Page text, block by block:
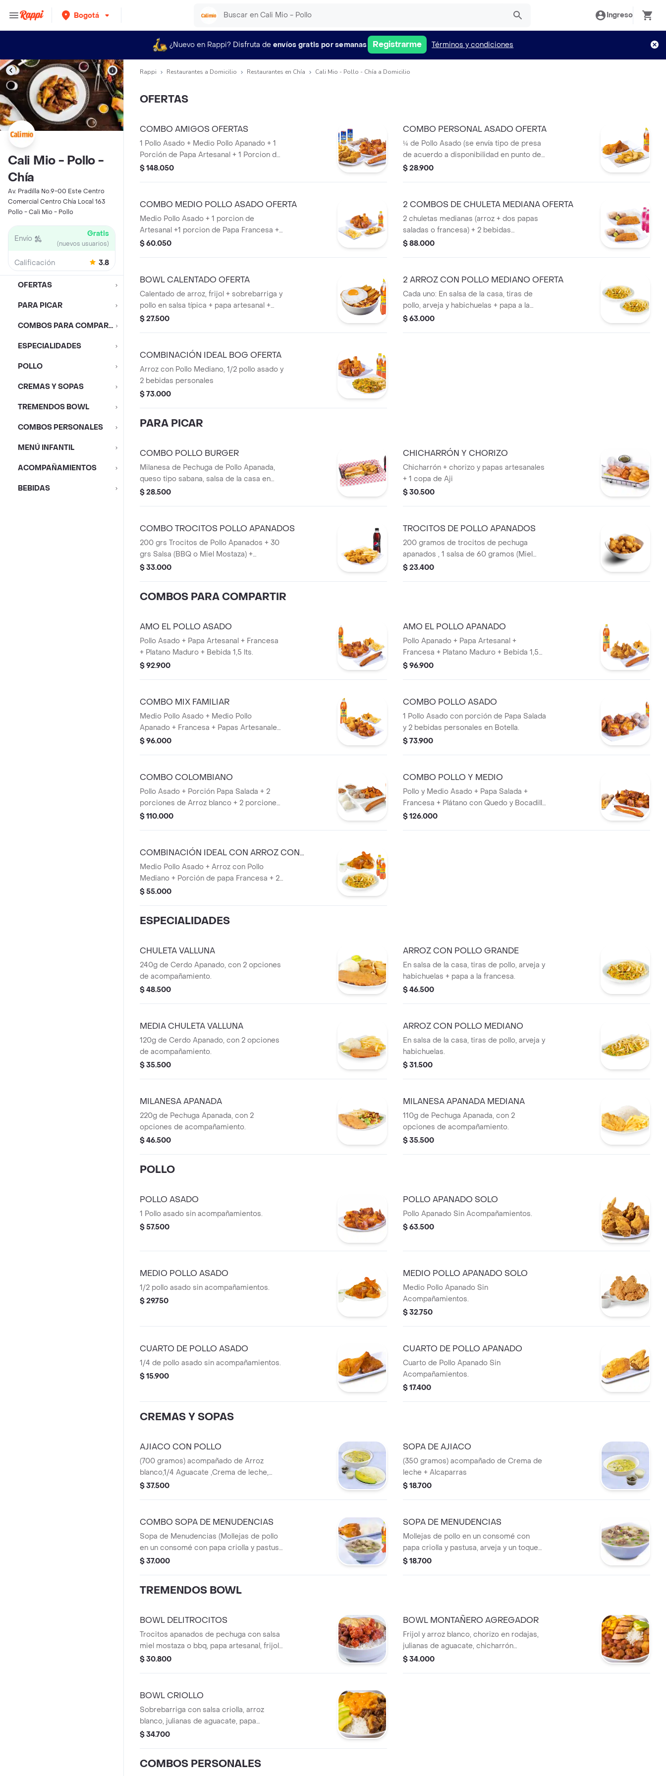
Bogotá Ingreso
¿Nuevo en Rappi? Disfruta de envíos gratis por semanas Registrarme Términos y condiciones
Cali Mio - Pollo -
Chía
Av. Pradilla No.9-00 Este Centro
Comercial Centro Chía Local 163
Pollo - Cali Mio - Pollo
Envío Gratis
(nuevos usuarios)
Calificación 3.8
OFERTAS
PARA PICAR
COMBOS PARA COMPARTIR
ESPECIALIDADES
POLLO
CREMAS Y SOPAS
TREMENDOS BOWL
COMBOS PERSONALES
MENÚ INFANTIL
ACOMPAÑAMIENTOS
BEBIDAS
Rappi Restaurantes a Domicilio Restaurantes en Chía Cali Mio - Pollo - Chía a Domicilio
OFERTAS
COMBO AMIGOS OFERTAS
1 Pollo Asado + Medio Pollo Apanado + 1
Porción de Papa Artesanal + 1 Porcion de
Papa Salada + 1 Plátano Maduro + 3
$ 148.050
COMBO PERSONAL ASADO OFERTA
¼ de Pollo Asado (se envía tipo de presa
de acuerdo a disponibilidad en punto de
venta),1 Acompañamiento (Papa Artesanal
$ 28.900
COMBO MEDIO POLLO ASADO OFERTA
Medio Pollo Asado + 1 porcion de
Artesanal +1 porcion de Papa Francesa +
1 Bebida Personal.
$ 60.050
2 COMBOS DE CHULETA MEDIANA OFERTA
2 chuletas medianas (arroz + dos papas
saladas o francesa) + 2 bebidas
personales.
$ 88.000
BOWL CALENTADO OFERTA
Calentado de arroz, frijol + sobrebarriga y
pollo en salsa típica + papa artesanal +
huevo frito + bebida personal
$ 27.500
2 ARROZ CON POLLO MEDIANO OFERTA
Cada uno: En salsa de la casa, tiras de
pollo, arveja y habichuelas + papa a la
francesa.
$ 63.000
COMBINACIÓN IDEAL BOG OFERTA
Arroz con Pollo Mediano, 1/2 pollo asado y
2 bebidas personales
$ 73.000
PARA PICAR
COMBO POLLO BURGER
Milanesa de Pechuga de Pollo Apanada,
queso tipo sabana, salsa de la casa en
Pan de Papa, acompañado de papas
$ 28.500
CHICHARRÓN Y CHORIZO
Chicharrón + chorizo y papas artesanales
+ 1 copa de Aji
$ 30.500
COMBO TROCITOS POLLO APANADOS
200 grs Trocitos de Pollo Apanados + 30
grs Salsa (BBQ o Miel Mostaza) +
Francesa o Papa Artesanal+ Bebida
$ 33.000
TROCITOS DE POLLO APANADOS
200 gramos de trocitos de pechuga
apanados , 1 salsa de 60 gramos (Miel
mostaza o BBQ).
$ 23.400
COMBOS PARA COMPARTIR
AMO EL POLLO ASADO
Pollo Asado + Papa Artesanal + Francesa
+ Platano Maduro + Bebida 1,5 lts.
$ 92.900
AMO EL POLLO APANADO
Pollo Apanado + Papa Artesanal +
Francesa + Platano Maduro + Bebida 1,5
lts.
$ 96.900
COMBO MIX FAMILIAR
Medio Pollo Asado + Medio Pollo
Apanado + Francesa + Papas Artesanales
+ Bebida 1,5 lts.
$ 96.000
COMBO POLLO ASADO
1 Pollo Asado con porción de Papa Salada
y 2 bebidas personales en Botella.
$ 73.900
COMBO COLOMBIANO
Pollo Asado + Porción Papa Salada + 2
porciones de Arroz blanco + 2 porciones
de frijol + plátano Maduro + Bebida 1,5 lts.
$ 110.000
COMBO POLLO Y MEDIO
Pollo y Medio Asado + Papa Salada +
Francesa + Plátano con Quedo y Bocadillo
+ 1 bebida 1,5 lts.
$ 126.000
COMBINACIÓN IDEAL CON ARROZ CON
POLLO
Medio Pollo Asado + Arroz con Pollo
Mediano + Porción de papa Francesa + 2
bebidas personales.
$ 55.000
ESPECIALIDADES
CHULETA VALLUNA
240g de Cerdo Apanado, con 2 opciones
de acompañamiento.
$ 48.500
ARROZ CON POLLO GRANDE
En salsa de la casa, tiras de pollo, arveja y
habichuelas + papa a la francesa.
$ 46.500
MEDIA CHULETA VALLUNA
120g de Cerdo Apanado, con 2 opciones
de acompañamiento.
$ 35.500
ARROZ CON POLLO MEDIANO
En salsa de la casa, tiras de pollo, arveja y
habichuelas.
$ 31.500
MILANESA APANADA
220g de Pechuga Apanada, con 2
opciones de acompañamiento.
$ 46.500
MILANESA APANADA MEDIANA
110g de Pechuga Apanada, con 2
opciones de acompañamiento.
$ 35.500
POLLO
POLLO ASADO
1 Pollo asado sin acompañamientos.
$ 57.500
POLLO APANADO SOLO
Pollo Apanado Sin Acompañamientos.
$ 63.500
MEDIO POLLO ASADO
1/2 pollo asado sin acompañamientos.
$ 29.750
MEDIO POLLO APANADO SOLO
Medio Pollo Apanado Sin
Acompañamientos.
$ 32.750
CUARTO DE POLLO ASADO
1/4 de pollo asado sin acompañamientos.
$ 15.900
CUARTO DE POLLO APANADO
Cuarto de Pollo Apanado Sin
Acompañamientos.
$ 17.400
CREMAS Y SOPAS
AJIACO CON POLLO
(700 gramos) acompañado de Arroz
blanco,1/4 Aguacate ,Crema de leche,
Alcaparras
$ 37.500
SOPA DE AJIACO
(350 gramos) acompañado de Crema de
leche + Alcaparras
$ 18.700
COMBO SOPA DE MENUDENCIAS
Sopa de Menudencias (Mollejas de pollo
en un consomé con papa criolla y pastusa
+ arveja y un toque de cilantro) + 1/4 de
$ 37.000
SOPA DE MENUDENCIAS
Mollejas de pollo en un consomé con
papa criolla y pastusa, arveja y un toque
de cilantro.
$ 18.700
TREMENDOS BOWL
BOWL DELITROCITOS
Trocitos apanados de pechuga con salsa
miel mostaza o bbq, papa artesanal, frijol
y arroz blanco, con bebida personal.
$ 30.800
BOWL MONTAÑERO AGREGADOR
Frijol y arroz blanco, chorizo en rodajas,
julianas de aguacate, chicharrón
crocante, cubos de plátano maduro, con
$ 34.000
BOWL CRIOLLO
Sobrebarriga con salsa criolla, arroz
blanco, julianas de aguacate, papa
artesanal y bebida personal.
$ 34.700
COMBOS PERSONALES